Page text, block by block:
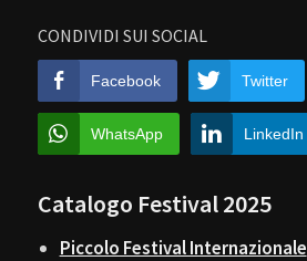
CONDIVIDI SUI SOCIAL
Facebook Twitter
WhatsApp LinkedIn
Catalogo Festival 2025
Piccolo Festival Internazionale